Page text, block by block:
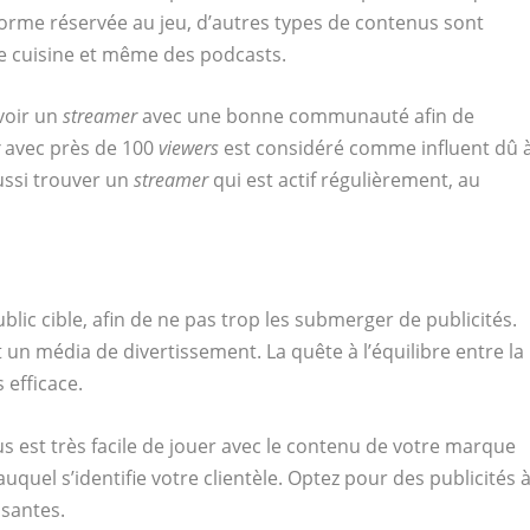
réservée au jeu, d’autres types de contenus sont
et même des podcasts.
unstreameravec une bonne communauté afin de
avec près de 100viewers est considéré comme influent dû
trouver unstreamerqui est actif régulièrement, au
cible, afin de ne pas trop les submerger de publicités.
média de divertissement. La quête à l’équilibre entre la
efficace.
est très facile de jouer avec le contenu de votre marque
s’identifie votre clientèle. Optez pour des publicités